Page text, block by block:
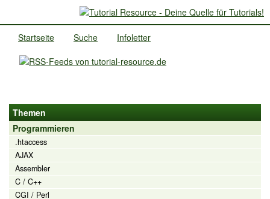
Startseite Suche Infoletter
Themen
Programmieren
.htaccess
AJAX
Assembler
C / C++
CGI / Perl